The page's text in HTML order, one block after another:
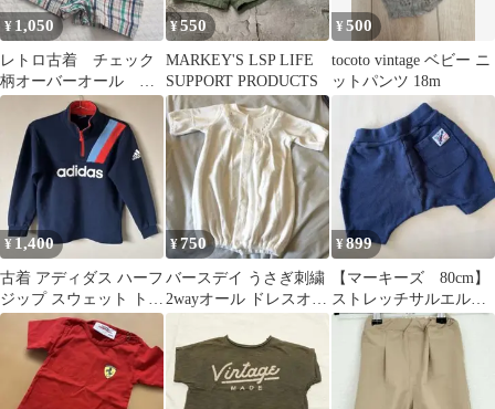
ワンポイント p10/
¥ 1,050
レトロ古着 チェック
柄オーバーオール
24m
¥550
MARKEY'S LSP LIFE
SUPPORT PRODUCTS
¥500
tocoto vintage ベビー ニ
ットパンツ 18m
¥ 1,400
古着 アディダス ハーフ
ジップ スウェット トレ
ーナー キッズ ネイビー
¥750
バースデイ うさぎ刺繍
2wayオール ドレスオー
¥899
【マーキーズ 80cm】
ストレッチサルエルハ
ーフパンツ